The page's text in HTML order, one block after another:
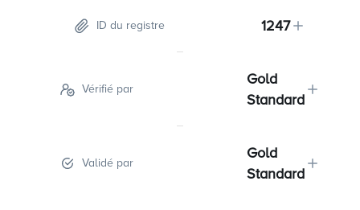
ID du registre 1247
Vérifié par
Gold
Standard
Validé par
Gold
Standard